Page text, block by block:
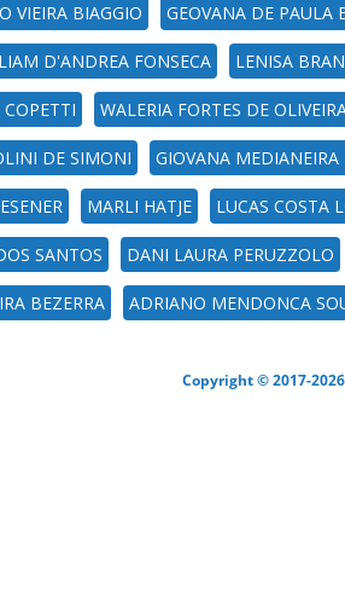
VIEIRA BIAGGIO GEOVANA DE PAULA
D'ANDREA FONSECA LENISA
WALERIA FORTES DE
DE SIMONI GIOVANA MEDIANEIRA
MARLI HATJE LUCAS COSTA
SANTOS DANI LAURA PERUZZOLO
BEZERRA ADRIANO MENDONCA
Copyright © 2017-